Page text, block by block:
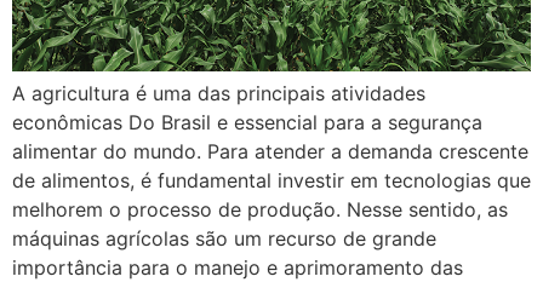
A agricultura é uma das principais atividades
econômicas Do Brasil e essencial para a segurança
alimentar do mundo. Para atender a demanda crescente
de alimentos, é fundamental investir em tecnologias que
melhorem o processo de produção. Nesse sentido, as
máquinas agrícolas são um recurso de grande
importância para o manejo e aprimoramento das